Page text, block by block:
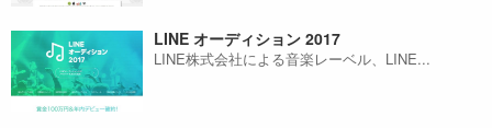
LINE オーディション 2017
LINE株式会社による音楽レーベル、LINE...